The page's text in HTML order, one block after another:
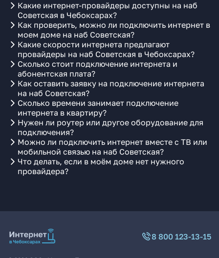
Какие интернет-провайдеры доступны на наб
Советская в Чебоксарах?
Как проверить, можно ли подключить интернет в
моем доме на наб Советская?
Какие скорости интернета предлагают
провайдеры на наб Советская в Чебоксарах?
Сколько стоит подключение интернета и
абонентская плата?
Как оставить заявку на подключение интернета
на наб Советская?
Сколько времени занимает подключение
интернета в квартиру?
Нужен ли роутер или другое оборудование для
подключения?
Можно ли подключить интернет вместе с ТВ или
мобильной связью на наб Советская?
Что делать, если в моём доме нет нужного
провайдера?
8 800 123-13-15